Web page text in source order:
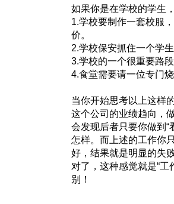
如果你是在学校的学生
1.学校要制作一套校服
价。
2.学校保安抓住一个学
3.学校的一个很重要路
4.食堂需要请一位专门
当你开始思考以上这样
这个公司的业绩趋向，
会发现后者只要你做到“
怎样。而上述的工作你
好，结果就是明显的失
对了，这种感觉就是“工
别！